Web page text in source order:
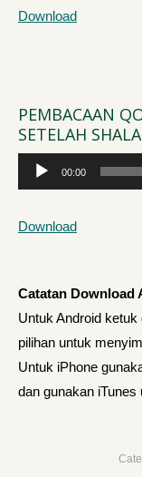
Download
PEMBACAAN
SETELAH
Audio
Player
00:00
Download
Catatan Download
Untuk Android
pilihan untuk
Untuk iPhone
dan gunakan